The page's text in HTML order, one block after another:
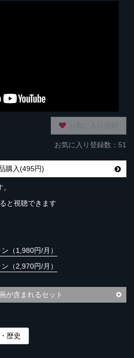
お気に入り登録数：51
購入(495円)
と視聴できます
（1,980円/月）
（2,970円/月）
が含まれるセット
歴史